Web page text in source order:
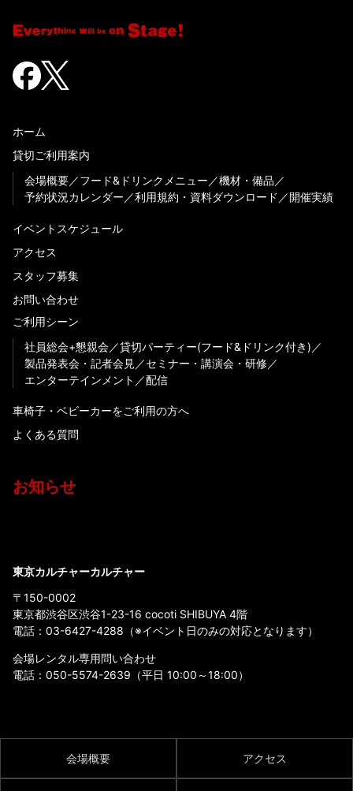
ホーム
貸切ご利用案内
会場概要
フード&ドリンクメニュー
機材・備品
予約状況カレンダー
利用規約・資料ダウンロード 開催実績
イベントスケジュール
アクセス
スタッフ募集
お問い合わせ
ご利用シーン
社員総会+懇親会
貸切パーティー(フード&ドリンク付き)
製品発表会・記者会見
セミナー・講演会・研修
エンターテインメント
配信
車椅子・ベビーカーをご利用の方へ
よくある質問
お知らせ
東京カルチャーカルチャー
〒150-0002
東京都渋谷区渋谷1-23-16 cocoti SHIBUYA 4階
電話： 03-6427-4288 （※イベント日のみの対応となります）
会場レンタル専用問い合わせ
電話： 050-5574-2639 （平日 10:00～18:00）
会場概要 アクセス